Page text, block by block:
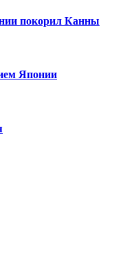
покорил Канны
Японии